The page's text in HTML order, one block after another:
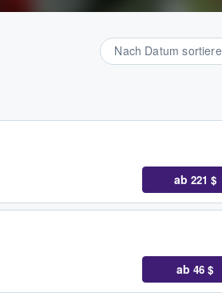
Nach Datum
ab 221 $
ab 46 $